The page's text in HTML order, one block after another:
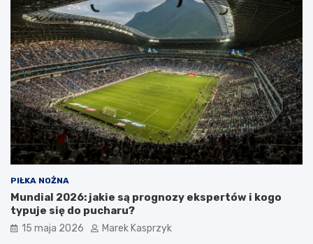
PIŁKA NOŻNA
Mundial 2026: jakie są prognozy ekspertów i kogo
typuje się do pucharu?
15 maja 2026 Marek Kasprzyk